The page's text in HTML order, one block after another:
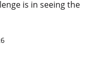
is in seeing the